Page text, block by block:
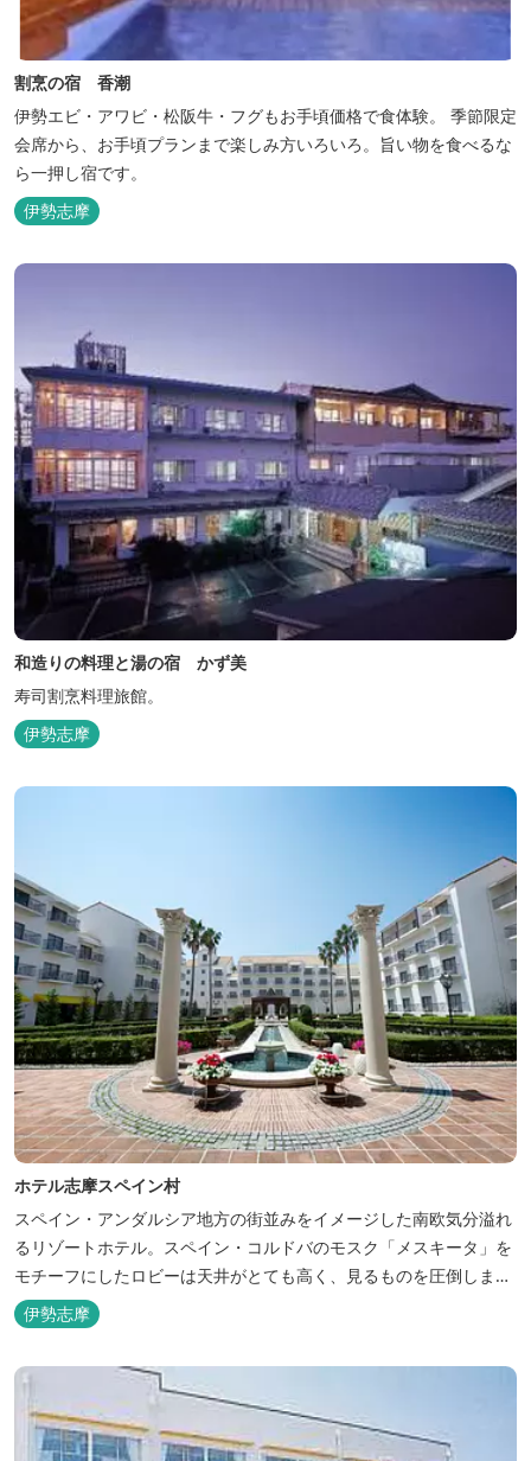
割烹の宿 香潮
伊勢エビ・アワビ・松阪牛・フグもお手頃価格で食体験。 季節限定
会席から、お手頃プランまで楽しみ方いろいろ。旨い物を食べるな
ら一押し宿です。
伊勢志摩
和造りの料理と湯の宿 かず美
寿司割烹料理旅館。
伊勢志摩
ホテル志摩スペイン村
スペイン・アンダルシア地方の街並みをイメージした南欧気分溢れ
るリゾートホテル。スペイン・コルドバのモスク「メスキータ」を
モチーフにしたロビーは天井がとても高く、見るものを圧倒しま
す。客室棟にある中庭もコルドバ、セビリア、グラナダの街を再現
しており、ホテル内を散策するだけでも異国感を満喫できます。 ス
ペインの雰囲気が溢れた客室やパークの夢の続きが見られるキャラ
クタールーム、最大6名様まで...
伊勢志摩